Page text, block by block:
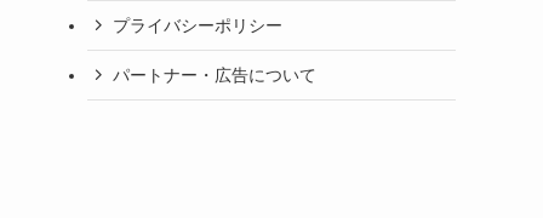
プライバシーポリシー
パートナー・広告について